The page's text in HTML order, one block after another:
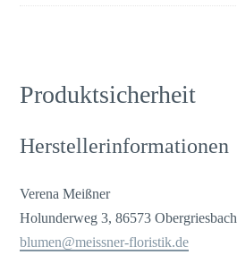
Produktsicherheit
Herstellerinformationen
Verena Meißner
Holunderweg 3, 86573 Obergriesbach
blumen@meissner-floristik.de